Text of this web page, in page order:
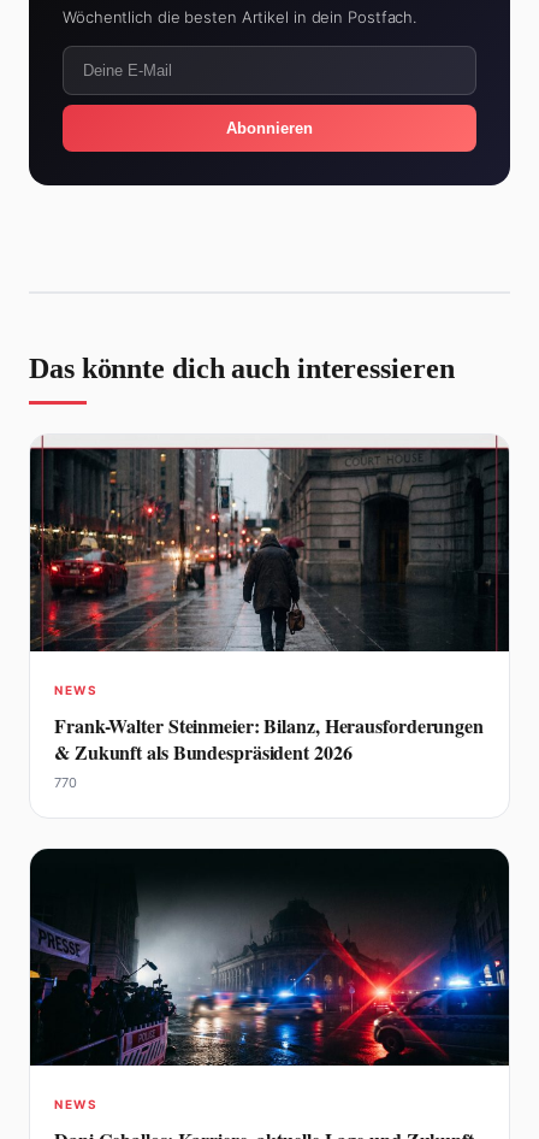
Wöchentlich die besten Artikel in dein Postfach.
Abonnieren
Das könnte dich auch interessieren
NEWS
Frank-Walter Steinmeier: Bilanz, Herausforderungen
& Zukunft als Bundespräsident 2026
770
NEWS